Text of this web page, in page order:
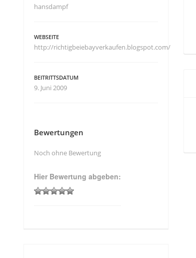
hansdampf
WEBSEITE
http://richtigbeiebayverkaufen.blogspot.com/
BEITRITTSDATUM
9. Juni 2009
Bewertungen
Noch ohne Bewertung
Hier Bewertung abgeben: